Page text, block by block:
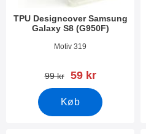
TPU Designcover Samsung
Galaxy S8 (G950F)
Varenr 21483Motiv 319
pris
99 kr pris
59 kr
Køb